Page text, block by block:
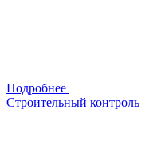
Подробнее
Строительный контроль